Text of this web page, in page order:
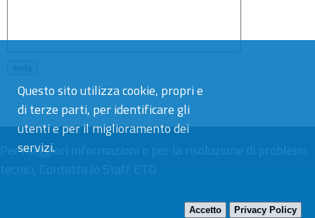
Questo sito utilizza cookie, propri e
di terze parti, per identificare gli
utenti e per il miglioramento dei
servizi.
Accetto Privacy Policy
Per maggiori informazioni o per la risoluzione di problemi
tecnici, Contatta lo Staff ETD